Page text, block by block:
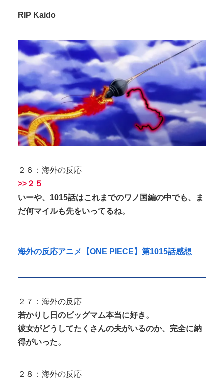
RIP Kaido
２６：海外の反応
>>２５
いーや、1015話はこれまでのワノ国編の中でも、ま
だ何マイルも先をいってるね。
海外の反応アニメ【ONE PIECE】第1015話感想
２７：海外の反応
若かりし日のビッグマム本当に好き。
彼女がどうしてたくさんの夫がいるのか、完全に納
得がいった。
２８：海外の反応